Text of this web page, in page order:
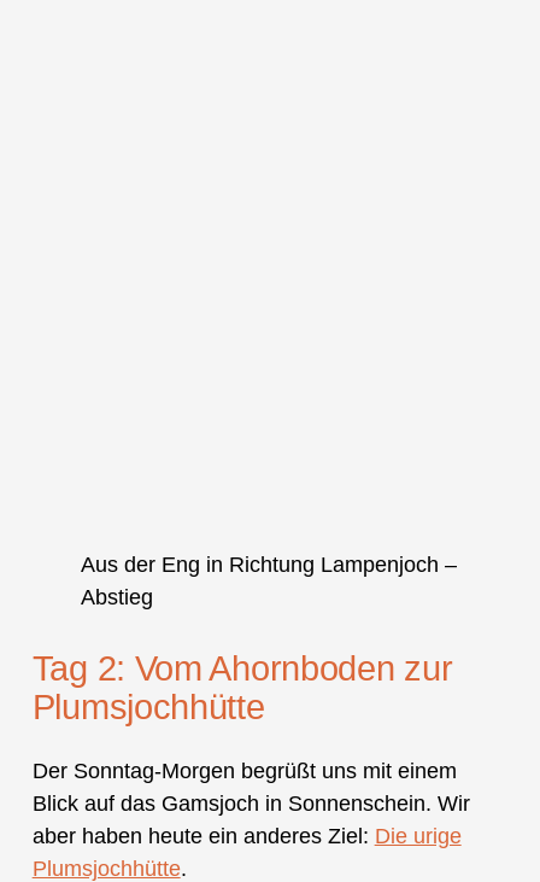
Aus der Eng in Richtung Lampenjoch –
Abstieg
Tag 2: Vom Ahornboden zur
Plumsjochhütte
Der Sonntag-Morgen begrüßt uns mit einem
Blick auf das Gamsjoch in Sonnenschein. Wir
aber haben heute ein anderes Ziel: Die urige
Plumsjochhütte.